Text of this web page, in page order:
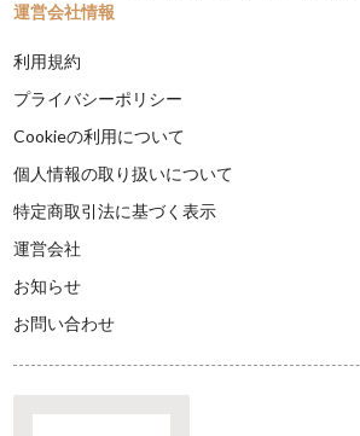
運営会社情報
利用規約
プライバシーポリシー
Cookieの利用について
個人情報の取り扱いについて
特定商取引法に基づく表示
運営会社
お知らせ
お問い合わせ